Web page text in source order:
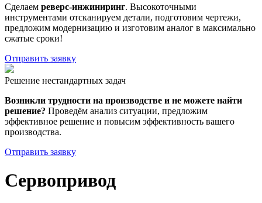
Сделаем реверс-инжиниринг. Высокоточными
инструментами отсканируем детали, подготовим чертежи,
предложим модернизацию и изготовим аналог в максимально
сжатые сроки!
Отправить заявку
Решение нестандартных задач
Возникли трудности на производстве и не можете найти
решение? Проведём анализ ситуации, предложим
эффективное решение и повысим эффективность вашего
производства.
Отправить заявку
Сервопривод